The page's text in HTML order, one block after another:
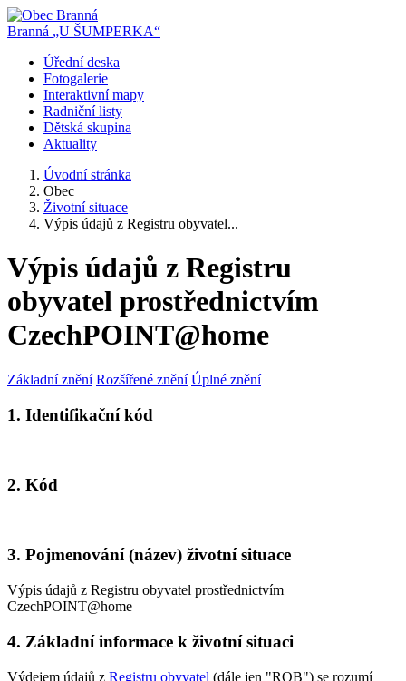
Branná „U ŠUMPERKA“
Úřední deska
Fotogalerie
Interaktivní mapy
Radniční listy
Dětská skupina
Aktuality
Úvodní stránka
Obec
Životní situace
Výpis údajů z Registru obyvatel...
Výpis údajů z Registru
obyvatel prostřednictvím
CzechPOINT@home
Základní znění Rozšířené znění Úplné znění
1. Identifikační kód
2. Kód
3. Pojmenování (název) životní situace
Výpis údajů z Registru obyvatel prostřednictvím
CzechPOINT@home
4. Základní informace k životní situaci
Výdejem údajů z Registru obyvatel (dále jen "ROB") se rozumí